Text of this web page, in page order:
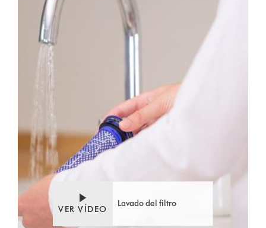
vídeo
VER VÍDEO
Lavado del filtro